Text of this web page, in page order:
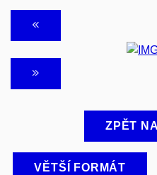
ZPĚT
VĚTŠÍ FORMÁT